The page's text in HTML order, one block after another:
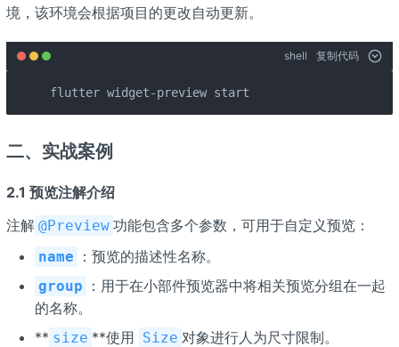
境，该环境会根据项目的更改自动更新。
shell 复制代码
flutter widget-preview start
二、实战案例
2.1 预览注解介绍
注解 @Preview 功能包含多个参数，可用于自定义预览：
name ：预览的描述性名称。
group
：用于在小部件预览器中将相关预览分组在一起
的名称。
** size **使用 Size 对象进行人为尺寸限制。